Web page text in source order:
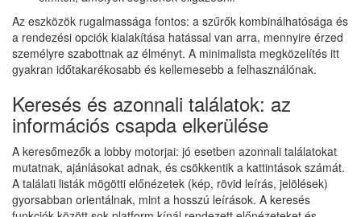
Az eszközök rugalmassága fontos: a szűrők kombinálhatósága és
a rendezési opciók kialakítása hatással van arra, mennyire érzed
személyre szabottnak az élményt. A minimalista megközelítés itt
gyakran időtakarékosabb és kellemesebb a felhasználónak.
Keresés és azonnali találatok: az
információs csapda elkerülése
A keresőmezők a lobby motorjai: jó esetben azonnali találatokat
mutatnak, ajánlásokat adnak, és csökkentik a kattintások számát.
A találati listák mögötti előnézetek (kép, rövid leírás, jelölések)
gyorsabban orientálnak, mint a hosszú leírások. A keresés